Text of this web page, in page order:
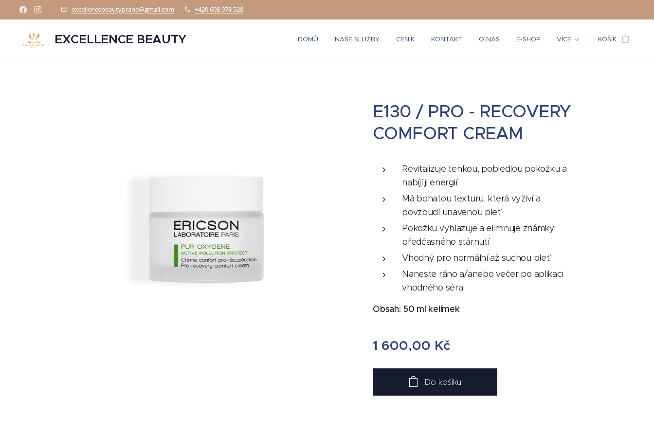
excellencebeautypraha@gmail.com +420 608 978 528
EXCELLENCE BEAUTY DOMŮ NAŠE SLUŽBY CENÍK KONTAKT O NÁS E-SHOP VÍCE KOŠÍK
E130 / PRO - RECOVERY
COMFORT CREAM
Revitalizuje tenkou, pobledlou pokožku a
nabíjí ji energií
Má bohatou texturu, která vyživí a
povzbudí unavenou pleť
Pokožku vyhlazuje a eliminuje známky
předčasného stárnutí
Vhodný pro normální až suchou pleť
Naneste ráno a/anebo večer po aplikaci
vhodného séra
Obsah: 50 ml kelímek
1 600,00 Kč
Do košíku